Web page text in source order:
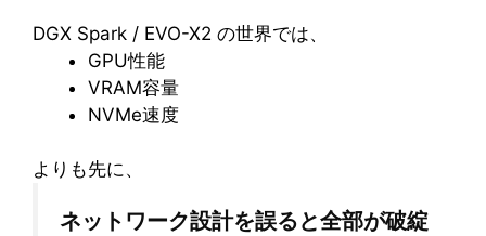
DGX Spark / EVO-X2 の世界では、
GPU性能
VRAM容量
NVMe速度
よりも先に、
ネットワーク設計を誤ると全部が破綻